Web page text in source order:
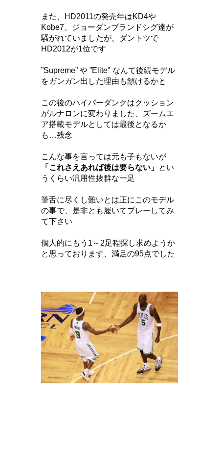
また、HD2011の発売年はKD4や
Kobe7、ジョーダンブランドシグ達が
騒がれていましたが、ダントツで
HD2012が1位です
”Supreme” や ”Elite" なんて後続モデル
をガンガン出した理由も頷けるかと
この後のハイパーダンクはクッション
がルナロンに変わりました、ズームエ
ア搭載モデルとしては最後となるか
も…残念
こんな事を言っては元も子もないが
「これさえあれば後は要らない」 とい
うくらい汎用性抜群な一足
筆舌に尽くし難いとは正にこのモデル
の事で、是非とも履いてプレーしてみ
て下さい
個人的にもう1～2足程探し求めようか
と思っております、満足の95点でした